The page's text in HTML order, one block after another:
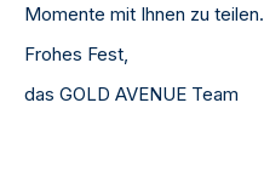
Momente mit Ihnen zu teilen.
Frohes Fest,
das GOLD AVENUE Team